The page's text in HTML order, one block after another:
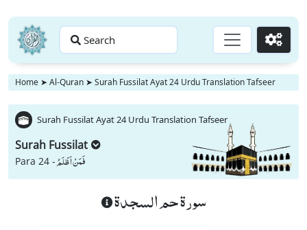
Search Go
Home ➤ Al-Quran ➤ Surah Fussilat Ayat 24 Urdu Translation Tafseer
Surah Fussilat Ayat 24 Urdu Translation Tafseer
Surah Fussilat
Para 24 -فَمَنْ اَظْلَمُ
سورة حم السجدة